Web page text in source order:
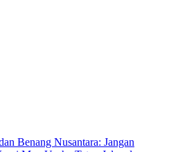
Benang Nusantara: Jangan